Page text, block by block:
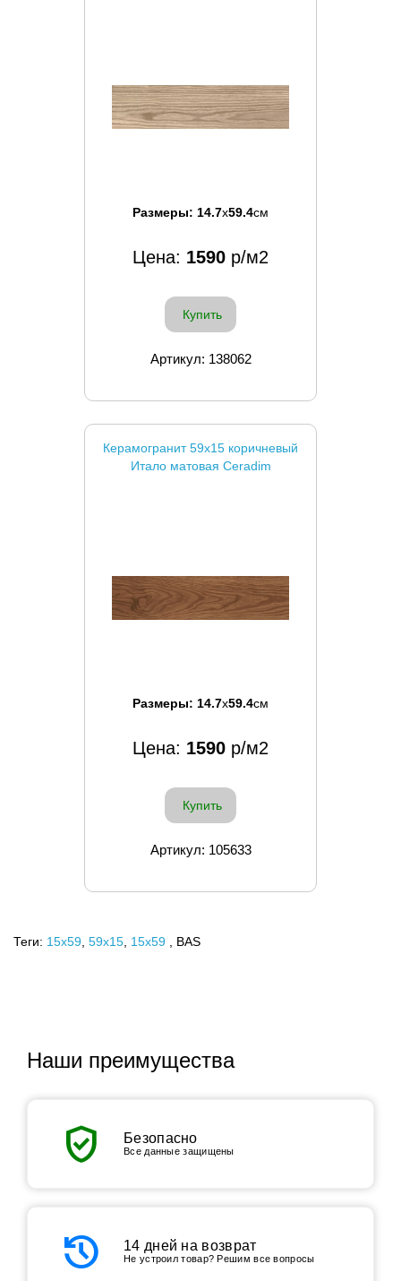
Размеры: 14.7x59.4см
Цена: 1590 р/м2
Купить
Артикул: 138062
Керамогранит 59x15 коричневый
Итало матовая Ceradim
Размеры: 14.7x59.4см
Цена: 1590 р/м2
Купить
Артикул: 105633
Теги: 15x59 59х15 15х59 , BAS
Наши преимущества
verified_user Безопасно
Все данные защищены
history 14 дней на возврат
Не устроил товар? Решим все вопросы